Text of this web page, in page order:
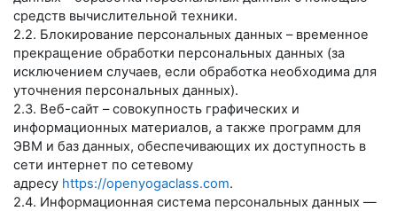
средств вычислительной техники.
2.2. Блокирование персональных данных – временное
прекращение обработки персональных данных (за
исключением случаев, если обработка необходима для
уточнения персональных данных).
2.3. Веб-сайт – совокупность графических и
информационных материалов, а также программ для
ЭВМ и баз данных, обеспечивающих их доступность в
сети интернет по сетевому
адресу https://openyogaclass.com.
2.4. Информационная система персональных данных —